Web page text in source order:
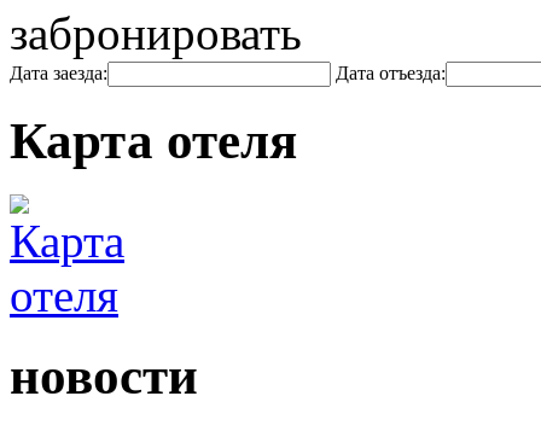
забронировать
Дата заезда: Дата отъезда:
Карта отеля
новости